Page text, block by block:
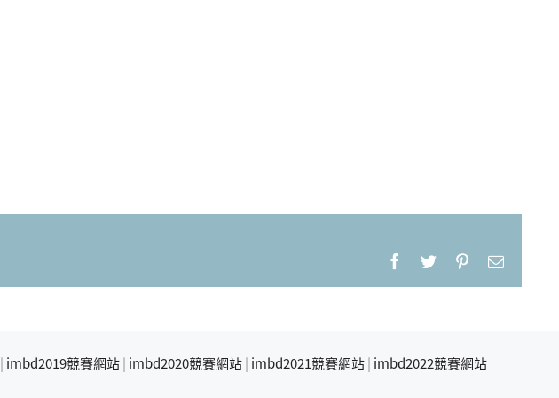
Facebook
Twitter PinterestEmail:
| imbd2019競賽網站| imbd2020競賽網站| imbd2021競賽網站| imbd2022競賽網站